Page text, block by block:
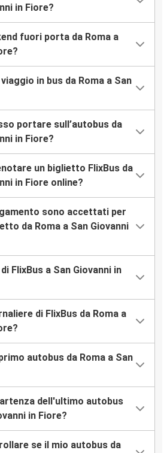
in Fiore?
fuori porta da Roma a
in bus da Roma a San
portare sull’autobus da
in Fiore?
un biglietto FlixBus da
in Fiore online?
sono accettati per
da Roma a San Giovanni
FlixBus a San Giovanni in
di FlixBus da Roma a
autobus da Roma a San
dell'ultimo autobus
in Fiore?
se il mio autobus da